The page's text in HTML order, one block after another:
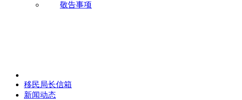
敬告事项
移民局长信箱
新闻动态